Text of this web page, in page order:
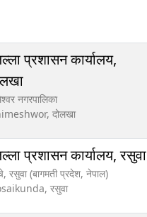
प्रशासन कार्यालय,
नगरपालिका
दोलखा
प्रशासन कार्यालय, रसुवा
रसुवा (बागमती प्रदेश, नेपाल)
रसुवा